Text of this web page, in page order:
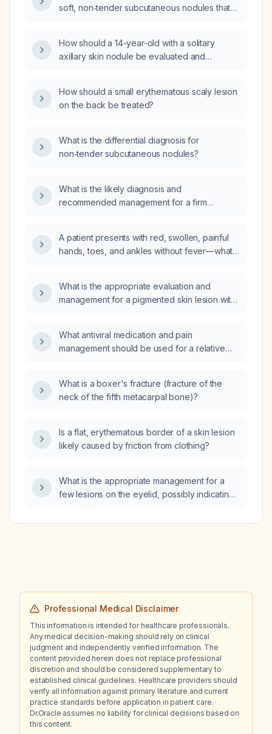
soft, non‑tender subcutaneous nodules that
How should a 14-year-old with a solitary
axillary skin nodule be evaluated and
How should a small erythematous scaly lesion
on the back be treated?
What is the differential diagnosis for
non‑tender subcutaneous nodules?
What is the likely diagnosis and
recommended management for a firm
A patient presents with red, swollen, painful
hands, toes, and ankles without fever—what
What is the appropriate evaluation and
management for a pigmented skin lesion with
What antiviral medication and pain
management should be used for a relative
What is a boxer's fracture (fracture of the
neck of the fifth metacarpal bone)?
Is a flat, erythematous border of a skin lesion
likely caused by friction from clothing?
What is the appropriate management for a
few lesions on the eyelid, possibly indicating
Professional Medical Disclaimer
This information is intended for healthcare professionals.
Any medical decision-making should rely on clinical
judgment and independently verified information. The
content provided herein does not replace professional
discretion and should be considered supplementary to
established clinical guidelines. Healthcare providers should
verify all information against primary literature and current
practice standards before application in patient care.
Dr.Oracle assumes no liability for clinical decisions based on
this content.